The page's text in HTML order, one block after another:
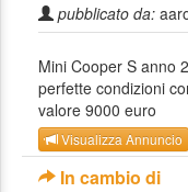
pubblicato da:
Mini Cooper S anno
perfette condizioni
valore 9000 euro
Visualizza Annuncio
In cambio di